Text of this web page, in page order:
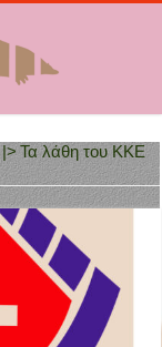
|>Τα λάθη του ΚΚΕ